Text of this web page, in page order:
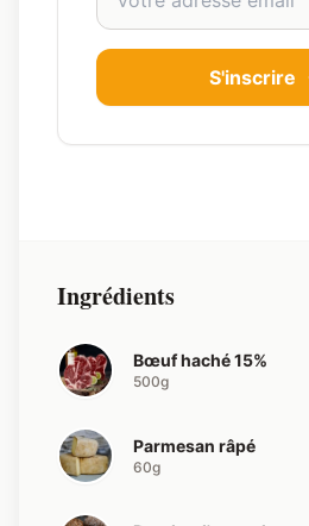
S'inscrire
Ingrédients
Bœuf haché 15%
500g
Parmesan râpé
60g